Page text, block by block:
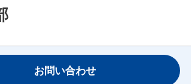
お問い合わせ